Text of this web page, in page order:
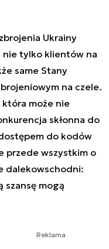
Ukrainy
nie tylko klientów na
same Stany
na czele.
która może nie
skłonna do
do kodów
przede wszystkim o
dalekowschodni:
szansę mogą
Reklama